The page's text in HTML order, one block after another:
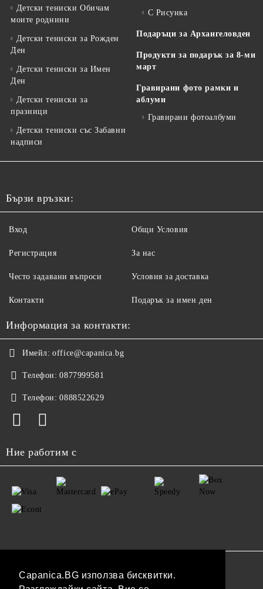
Capanica.BG използва бисквитки.
Детски тениски Обичам
моите роднини
Детски тениски за Рожден
Ден
Детски тениски за Имен
Ден
Детски тениски за
празници
Детски тениски със Забавни
надписи
С Рисунка
Подаръци за Архангеловден
Продукти за подарък за 8-ми
март
Гравирани фото рамки и
аблуми
Гравирани фотоалбуми
Бързи връзки:
Вход
Регистрация
Често задавани въпроси
Контакти
Общи Условия
За нас
Условия за доставка
Подарък за имен ден
Информация за контакти:
Имейл: office@capanica.bg
Телефон: 0877999581
Телефон: 0888522629
Ние работим с